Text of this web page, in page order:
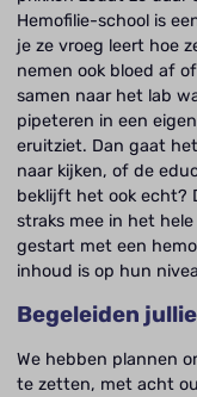
Hemofilie-school is
je ze vroeg leert hoe
nemen ook bloed af
samen naar het lab
pipeteren in een
eruitziet. Dan gaat
naar kijken, of de
beklijft het ook echt?
straks mee in het
gestart met een
inhoud is op hun
Begeleiden
We hebben plannen
te zetten, met acht